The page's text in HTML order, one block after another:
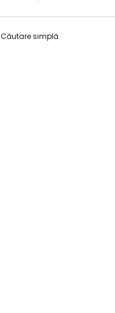
Căutare simplă